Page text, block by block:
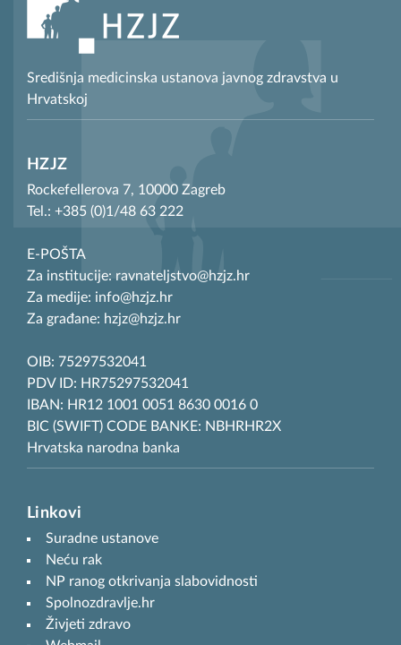
Središnja medicinska ustanova javnog zdravstva u
Hrvatskoj
HZJZ
Rockefellerova 7, 10000 Zagreb
Tel.: +385 (0)1/48 63 222
E-POŠTA
Za institucije: ravnateljstvo@hzjz.hr
Za medije: info@hzjz.hr
Za građane: hzjz@hzjz.hr
OIB: 75297532041
PDV ID: HR75297532041
IBAN: HR12 1001 0051 8630 0016 0
BIC (SWIFT) CODE BANKE: NBHRHR2X
Hrvatska narodna banka
Linkovi
Suradne ustanove
Neću rak
NP ranog otkrivanja slabovidnosti
Spolnozdravlje.hr
Živjeti zdravo